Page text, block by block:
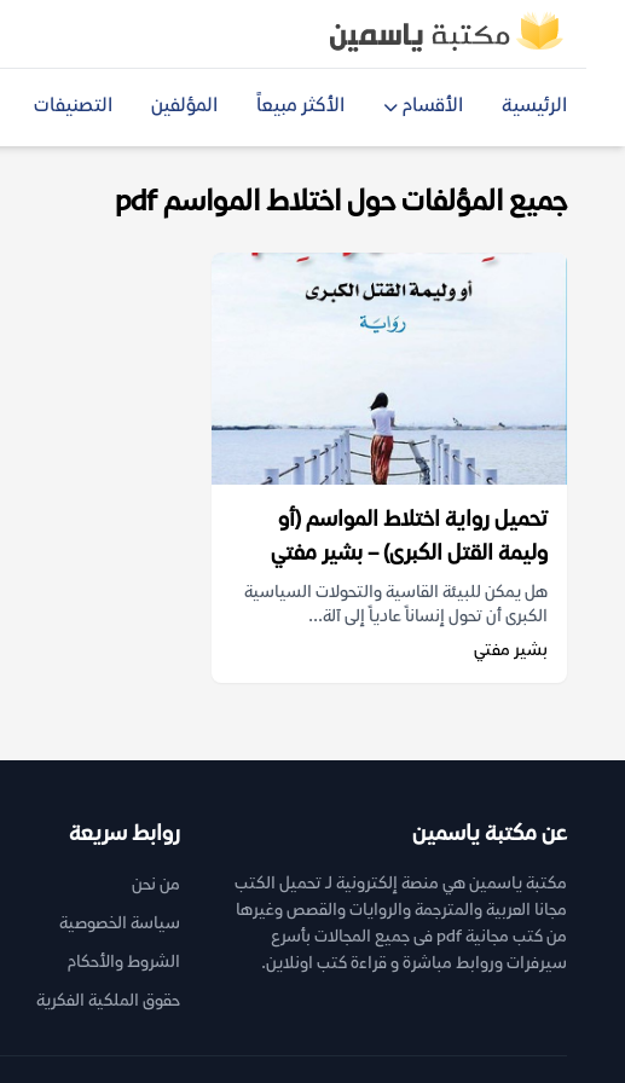
الرئيسية الأقسام الأكثر مبيعاً المؤلفين التصنيفات
جميع المؤلفات حول اختلاط المواسم pdf
تحميل رواية اختلاط المواسم (أو
وليمة القتل الكبرى) – بشير مفتي
هل يمكن للبيئة القاسية والتحولات السياسية
الكبرى أن تحول إنساناً عادياً إلى آلة...
بشير مفتي
عن مكتبة ياسمين
مكتبة ياسمين هي منصة إلكترونية لـ تحميل الكتب
مجانا العربية والمترجمة والروايات والقصص وغيرها
من كتب مجانية pdf فى جميع المجالات بأسرع
سيرفرات وروابط مباشرة و قراءة كتب اونلاين.
روابط سريعة
من نحن
سياسة الخصوصية
الشروط والأحكام
حقوق الملكية الفكرية